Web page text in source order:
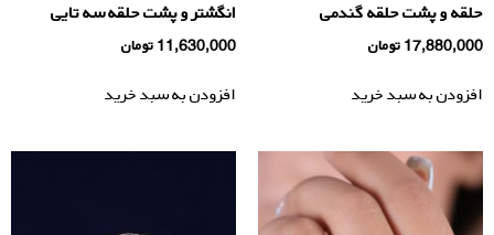
حلقه و پشت حلقه گندمی
17,880,000 تومان
افزودن به سبد خرید
انگشتر و پشت حلقه سه تایی
11,630,000 تومان
افزودن به سبد خرید